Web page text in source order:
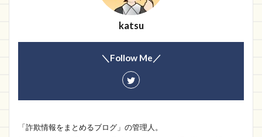
katsu
＼Follow Me／
「詐欺情報をまとめるブログ」の管理人。